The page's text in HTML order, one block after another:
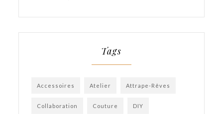
Tags
Accessoires Atelier Attrape-Rêves
Collaboration Couture DIY